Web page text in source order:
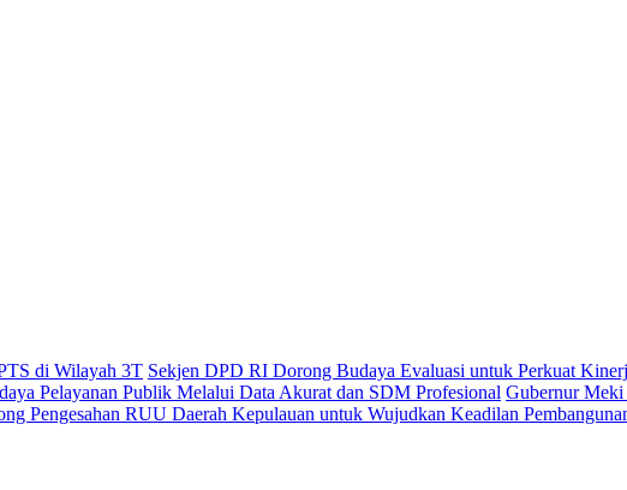
di Wilayah 3T Sekjen DPD RI Dorong Budaya Evaluasi untuk Perkuat
Pelayanan Publik Melalui Data Akurat dan SDM Profesional Gubernur Meki
Pengesahan RUU Daerah Kepulauan untuk Wujudkan Keadilan